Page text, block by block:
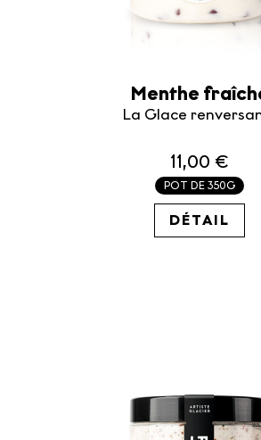
Menthe
La Glace
11,00 €
POT DE 350G
31.43€ / KG
DÉTAIL